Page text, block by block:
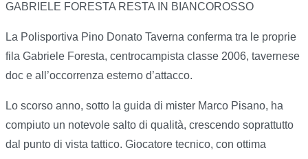
GABRIELE FORESTA RESTA IN BIANCOROSSO
La Polisportiva Pino Donato Taverna conferma tra le proprie
fila Gabriele Foresta, centrocampista classe 2006, tavernese
doc e all’occorrenza esterno d’attacco.
Lo scorso anno, sotto la guida di mister Marco Pisano, ha
compiuto un notevole salto di qualità, crescendo soprattutto
dal punto di vista tattico. Giocatore tecnico, con ottima